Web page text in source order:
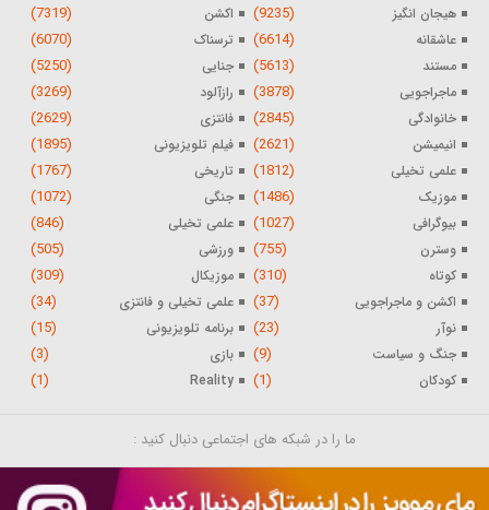
هیجان انگیز (9235) اکشن (7319)
عاشقانه (6614) ترسناک (6070)
مستند (5613) جنایی (5250)
ماجراجویی (3878) رازآلود (3269)
خانوادگی (2845) فانتزی (2629)
انیمیشن (2621) فیلم تلویزیونی (1895)
علمی تخیلی (1812) تاریخی (1767)
موزیک (1486) جنگی (1072)
بیوگرافی (1027) علمی تخیلی (846)
وسترن (755) ورزشی (505)
کوتاه (310) موزیکال (309)
اکشن و ماجراجویی (37) علمی تخیلی و فانتزی (34)
نوآر (23) برنامه تلویزیونی (15)
جنگ و سیاست (9) بازی (3)
کودکان (1)
Reality
(1)
ما را در شبکه های اجتماعی دنبال کنید :